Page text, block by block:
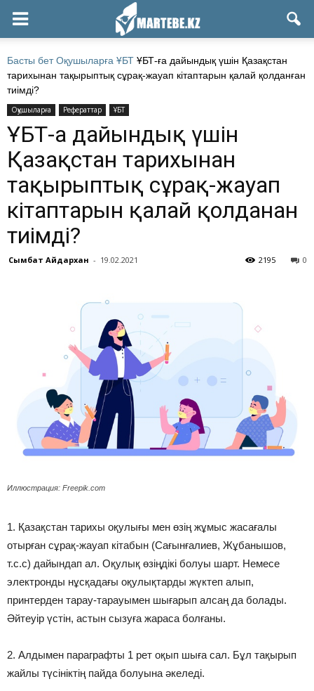
Басты бет Оқушыларға ҰБТ ҰБТ-ға дайындық үшін Қазақстан
тарихынан тақырыптық сұрақ-жауап кітаптарын қалай қолданған
тиімді?
Оқушыларға Рефераттар ҰБТ
ҰБТ-ға дайындық үшін
Қазақстан тарихынан
тақырыптық сұрақ-жауап
кітаптарын қалай қолданған
тиімді?
Сымбат Айдархан - 19.02.2021 0
2195
Иллюстрация: Freepik.com
1. Қазақстан тарихы оқулығы мен өзің жұмыс жасағалы
отырған сұрақ-жауап кітабын (Сағынғалиев, Жұбанышов,
т.с.с) дайындап ал. Оқулық өзіңдікі болуы шарт. Немесе
электронды нұсқадағы оқулықтарды жүктеп алып,
принтерден тарау-тарауымен шығарып алсаң да болады.
Әйтеуір үстін, астын сызуға жараса болғаны.
2. Алдымен параграфты 1 рет оқып шыға сал. Бұл тақырып
жайлы түсініктің пайда болуына әкеледі.